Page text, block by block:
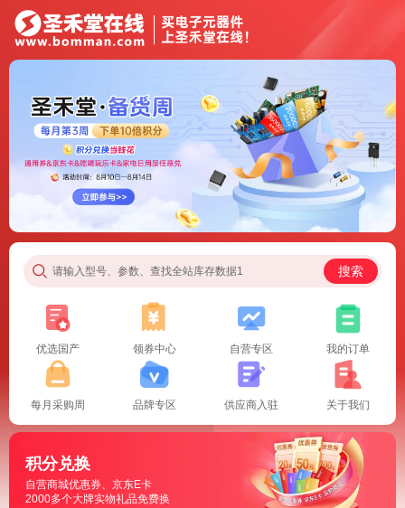
请输入型号、参数、查找全站库存数据1 搜索
优选国产 领券中心 自营专区 我的订单
每月采购周 品牌专区 供应商入驻 关于我们
积分兑换
自营商城优惠券、京东E卡
2000多个大牌实物礼品免费换